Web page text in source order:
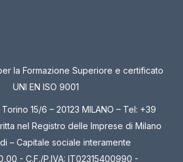
la Formazione Superiore e certificato
UNI EN ISO 9001
15/6 – 20123 MILANO – Tel: +39
nel Registro delle Imprese di Milano
– Capitale sociale interamente
- C.F./P.IVA: IT02315400990 -